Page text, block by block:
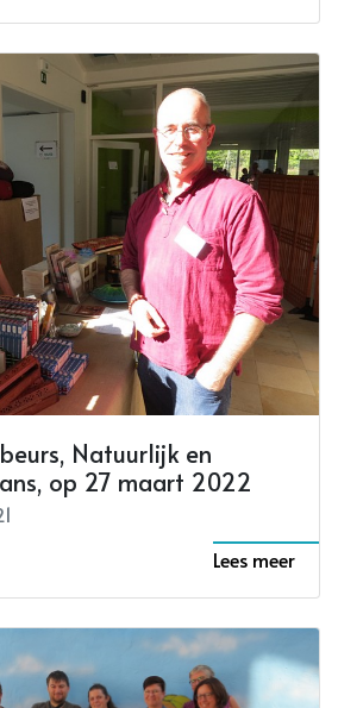
Natuurlijk en
op 27 maart 2022
Lees meer